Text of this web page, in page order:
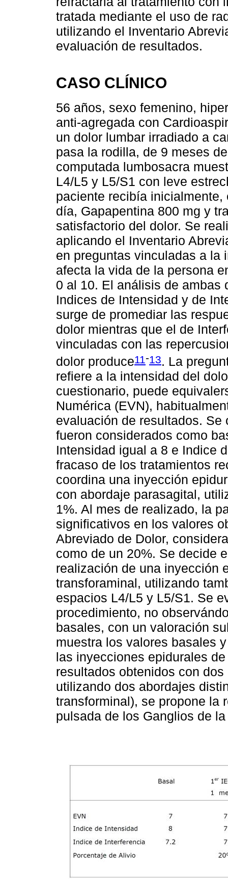
tratada mediante el uso de
utilizando el Inventario
evaluación de resultados.
CASO CLÍNICO
56 años, sexo femenino,
anti-agregada con
un dolor lumbar irradiado a
pasa la rodilla, de 9 meses
computada lumbosacra
L4/L5 y L5/S1 con leve
paciente recibía
día, Gapapentina 800 mg y
satisfactorio del dolor. Se
aplicando el Inventario
en preguntas vinculadas a la
afecta la vida de la persona
0 al 10. El análisis de ambas
Indices de Intensidad y de
surge de promediar las
dolor mientras que el de
vinculadas con las
dolor produce11-13. La
refiere a la intensidad del
cuestionario, puede
Numérica (EVN),
evaluación de resultados.
fueron considerados como
Intensidad igual a 8 e Indice
fracaso de los tratamientos
coordina una inyección
con abordaje parasagital,
1%. Al mes de realizado, la
significativos en los valores
Abreviado de Dolor,
como de un 20%. Se decide
realización de una inyección
transforaminal, utilizando
espacios L4/L5 y L5/S1. Se
procedimiento, no
basales, con un valoración
muestra los valores basales
las inyecciones epidurales
resultados obtenidos con
utilizando dos abordajes
transforminal), se propone la
pulsada de los Ganglios de